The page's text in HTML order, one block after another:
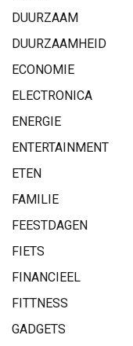
DUURZAAM
DUURZAAMHEID
ECONOMIE
ELECTRONICA
ENERGIE
ENTERTAINMENT
ETEN
FAMILIE
FEESTDAGEN
FIETS
FINANCIEEL
FITTNESS
GADGETS